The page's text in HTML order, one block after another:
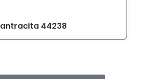
antracita 44238